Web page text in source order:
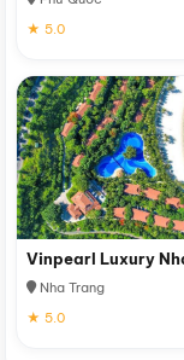
★ 5.0
Vinpearl Luxury
Nha Trang
★ 5.0